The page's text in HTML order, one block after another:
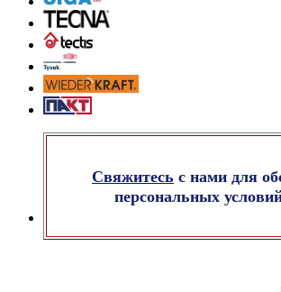
Свяжитесь с нами для
персональных